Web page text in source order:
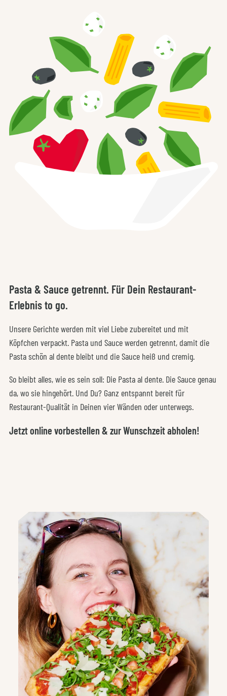
Pasta & Sauce getrennt. Für Dein Restaurant-
Erlebnis to go.
Unsere Gerichte werden mit viel Liebe zubereitet und mit
Köpfchen verpackt. Pasta und Sauce werden getrennt, damit die
Pasta schön al dente bleibt und die Sauce heiß und cremig.
So bleibt alles, wie es sein soll: Die Pasta al dente. Die Sauce genau
da, wo sie hingehört. Und Du? Ganz entspannt bereit für
Restaurant-Qualität in Deinen vier Wänden oder unterwegs.
Jetzt online vorbestellen & zur Wunschzeit abholen!